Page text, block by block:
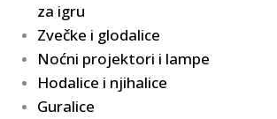
za igru
Zvečke i glodalice
Noćni projektori i lampe
Hodalice i njihalice
Guralice